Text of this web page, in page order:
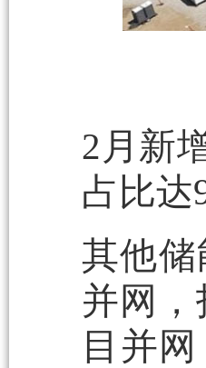
2月新
占比达
其他
并网
目并